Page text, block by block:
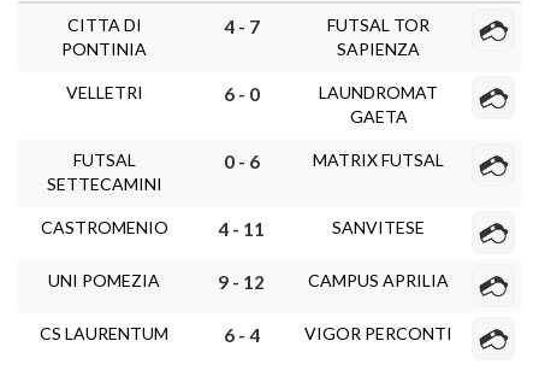
CITTA DI
PONTINIA
4 - 7
FUTSAL TOR
SAPIENZA
VELLETRI 6 - 0
LAUNDROMAT
GAETA
FUTSAL
SETTECAMINI
0 - 6 MATRIX FUTSAL
CASTROMENIO 4 - 11 SANVITESE
UNI POMEZIA 9 - 12 CAMPUS APRILIA
CS LAURENTUM 6 - 4 VIGOR PERCONTI